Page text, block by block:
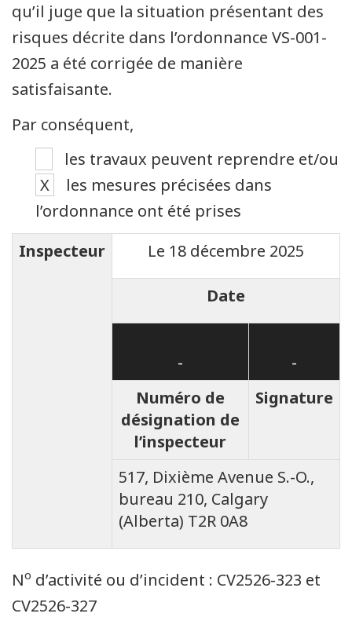
qu’il juge que la situation présentant des
risques décrite dans l’ordonnance VS-001-
2025 a été corrigée de manière
satisfaisante.
Par conséquent,
les travaux peuvent reprendre et/ou
X
les mesures précisées dans
l’ordonnance ont été prises
Inspecteur
Le 18 décembre 2025
Date
-
-
Numéro de
désignation de
l’inspecteur
Signature
517, Dixième Avenue S.-O.,
bureau 210, Calgary
(Alberta) T2R 0A8
No d’activité ou d’incident : CV2526-323 et
CV2526-327